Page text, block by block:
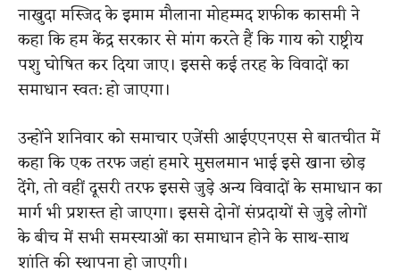
नाखुदा मस्जिद के इमाम मौलाना मोहम्मद शफीक कासमी ने
कहा कि हम केंद्र सरकार से मांग करते हैं कि गाय को राष्ट्रीय
पशु घोषित कर दिया जाए। इससे कई तरह के विवादों का
समाधान स्वत: हो जाएगा।
उन्होंने शनिवार को समाचार एजेंसी आईएएनएस से बातचीत में
कहा कि एक तरफ जहां हमारे मुसलमान भाई इसे खाना छोड़
देंगे, तो वहीं दूसरी तरफ इससे जुड़े अन्य विवादों के समाधान का
मार्ग भी प्रशस्त हो जाएगा। इससे दोनों संप्रदायों से जुड़े लोगों
के बीच में सभी समस्याओं का समाधान होने के साथ-साथ
शांति की स्थापना हो जाएगी।